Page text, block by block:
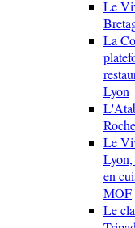
Le
La
Lyon
Le
en
MOF
Le